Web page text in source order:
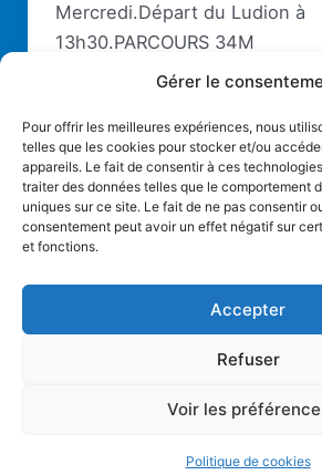
Gérer le
Pour offrir les meilleures expériences, nous
telles que les cookies pour stocker et/ou
appareils. Le fait de consentir à ces
traiter des données telles que le comportement
uniques sur ce site. Le fait de ne pas consentir
consentement peut avoir un effet négatif sur
et fonctions.
Accepter
Refuser
Voir les
Politique de cookies
Mercredi.Départ du Ludion à
13h30.PARCOURS 34M
55KmsVILLEMOISSONLA
GRANDSAINT
NNECYBONDOUFLECROIX
faire part de votre intention […]